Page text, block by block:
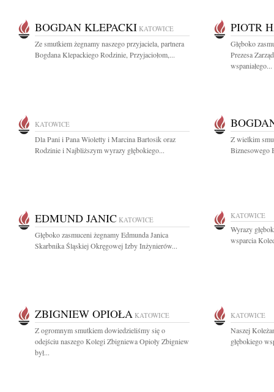
BOGDAN KLEPACKI KATOWICE
Ze smutkiem żegnamy naszego przyjaciela, partnera
Bogdana Klepackiego Rodzinie, Przyjaciołom,...
PIOTR
Głęboko
Prezesa
wspaniałego...
KATOWICE
Dla Pani i Pana Wioletty i Marcina Bartosik oraz
Rodzinie i Najbliższym wyrazy głębokiego...
Z wielkim
Biznesowego
EDMUND JANIC KATOWICE
Głęboko zasmuceni żegnamy Edmunda Janica
Skarbnika Śląskiej Okręgowej Izby Inżynierów...
KATOWICE
Wyrazy
wsparcia
ZBIGNIEW OPIOŁA KATOWICE
Z ogromnym smutkiem dowiedzieliśmy się o
odejściu naszego Kolegi Zbigniewa Opioły Zbigniew
był...
KATOWICE
Naszej
głębokiego